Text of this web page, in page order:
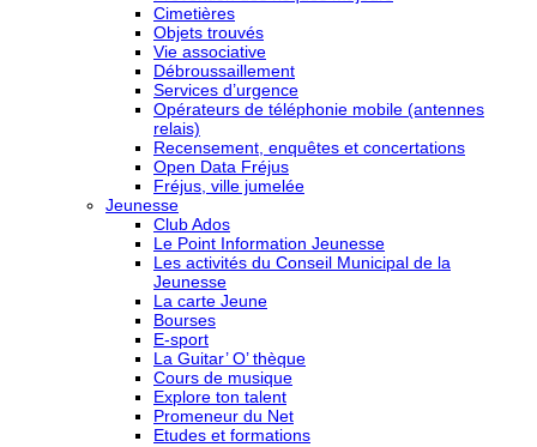
Cimetières
Objets trouvés
Vie associative
Débroussaillement
Services d’urgence
Opérateurs de téléphonie mobile (antennes
relais)
Recensement, enquêtes et concertations
Open Data Fréjus
Fréjus, ville jumelée
Jeunesse
Club Ados
Le Point Information Jeunesse
Les activités du Conseil Municipal de la
Jeunesse
La carte Jeune
Bourses
E-sport
La Guitar’ O’ thèque
Cours de musique
Explore ton talent
Promeneur du Net
Etudes et formations